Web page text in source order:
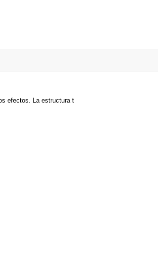
efectos.
La estructura t